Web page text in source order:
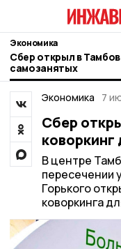
Экономика
Сбер открыл в
самозанятых
Экономика
7
Сбер
В центре
пересечении
Горького
коворкинга